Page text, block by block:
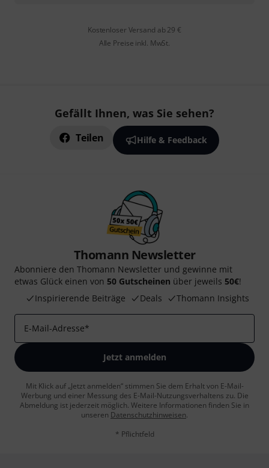
Kostenloser Versand ab 29 €
Alle Preise inkl. MwSt.
Gefällt Ihnen, was Sie sehen?
Teilen Hilfe & Feedback
Thomann Newsletter
Abonniere den Thomann Newsletter und gewinne mit
etwas Glück einen von 50 Gutscheinen über jeweils 50€!
Inspirierende Beiträge
Deals Thomann Insights
E-Mail-Adresse*
Jetzt anmelden
Mit Klick auf „Jetzt anmelden“ stimmen Sie dem Erhalt von E-Mail-
Werbung und einer Messung des E-Mail-Nutzungsverhaltens zu. Die
Abmeldung ist jederzeit möglich. Weitere Informationen finden Sie in
unseren Datenschutzhinweisen.
* Pflichtfeld